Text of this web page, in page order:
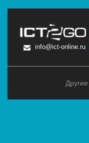
info@ict-online.ru